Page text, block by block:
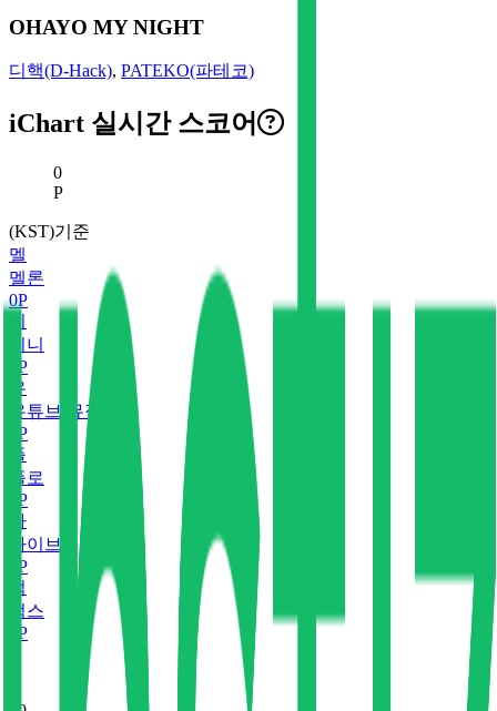
OHAYO MY NIGHT
디핵(D-Hack), PATEKO(파테코)
iChart 실시간 스코어
현재 스코어
0
P
(KST)기준
멜
멜론
0P
지니
P
유
유튜브 뮤직
P
플
플로
P
바
바이브
P
벅
벅스
P